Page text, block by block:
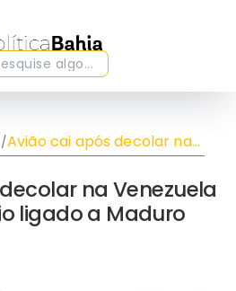
/Avião cai após decolar na
Venezuela com
Maduro
na Venezuela
ligado a Maduro